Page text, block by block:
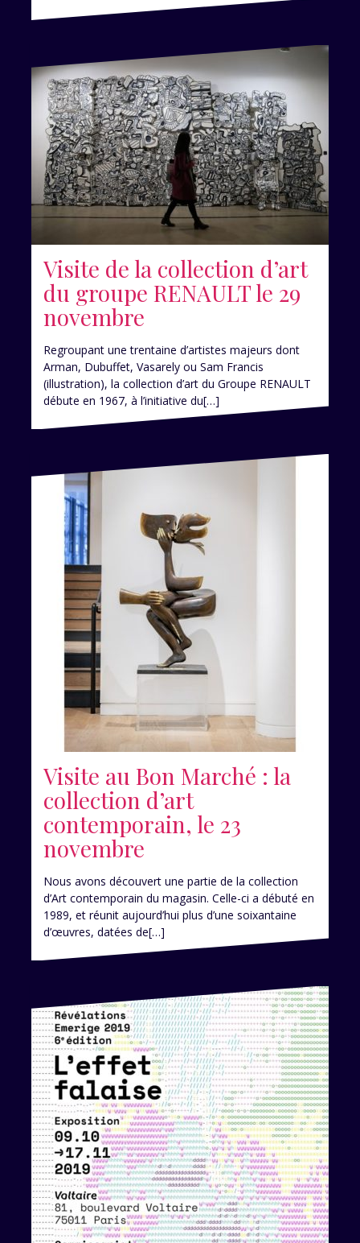
Visite de la collection d’art
du groupe RENAULT le 29
novembre
Regroupant une trentaine d’artistes majeurs dont
Arman, Dubuffet, Vasarely ou Sam Francis
(illustration), la collection d’art du Groupe RENAULT
débute en 1967, à l’initiative du[…]
Visite au Bon Marché : la
collection d’art
contemporain, le 23
novembre
Nous avons découvert une partie de la collection
d’Art contemporain du magasin. Celle-ci a débuté en
1989, et réunit aujourd’hui plus d’une soixantaine
d’œuvres, datées de[…]